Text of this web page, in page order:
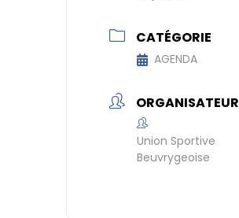
CATÉGORIE
AGENDA
ORGANISATEUR
Union Sportive
Beuvrygeoise